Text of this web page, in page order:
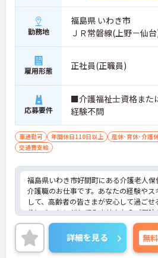
勤務地
福島県 いわき市
ＪＲ常磐線(上野－仙
雇用形態 正社員(正職員)
応募要件
■介護福祉士資格また
経験不問
車通勤可 年間休日110日以上 産休･育休･介護
交通費支給
福島県いわき市好間町にある介護老人保
介護職のお仕事です。あなたの経験やス
して、高齢者の皆さまが安心して過ごせ
りにチャレンジしてみませんか？ご興味
は、面接対策ポイントなど、さらに詳細
たしますのでお気軽にご相談ください。
詳細を見る 無料